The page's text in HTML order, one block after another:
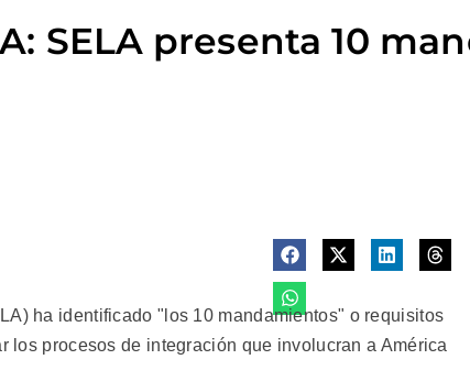
SELA presenta 10
ha identificado "los 10 mandamientos" o requisitos
los procesos de integración que involucran a América